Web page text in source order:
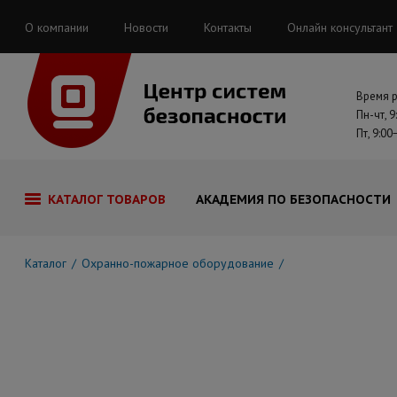
О компании Новости Контакты Онлайн консультант
Время
Пн-чт,
Пт,
КАТАЛОГ ТОВАРОВ АКАДЕМИЯ ПО БЕЗОПАСНОСТИ
Каталог Охранно-пожарное оборудование